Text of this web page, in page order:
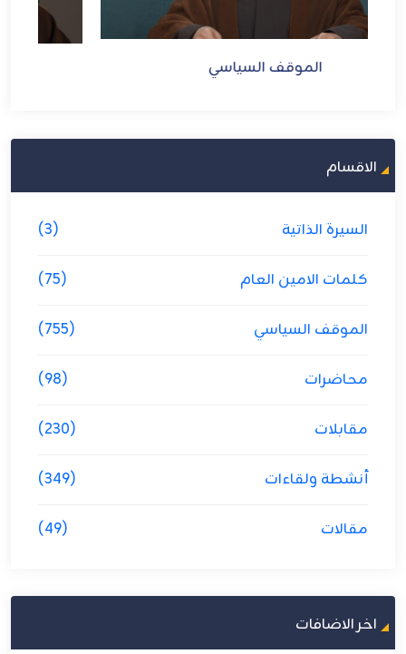
الموقف السياسي
الاقسام
السيرة الذاتية (3)
كلمات الامين العام (75)
الموقف السياسي (755)
محاضرات (98)
مقابلات (230)
أنشطة ولقاءات (349)
مقالات (49)
اخر الاضافات